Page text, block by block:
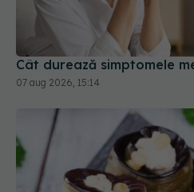
Cât durează simptomele
07 aug 2026, 15:14